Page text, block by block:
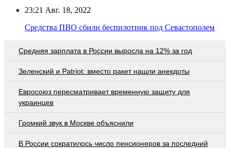
23:21 Авг. 18, 2022
Средства ПВО сбили беспилотник под Севастополем
Средняя зарплата в России выросла на 12% за год
Зеленский и Patriot: вместо ракет нашли анекдоты
Евросоюз пересматривает временную защиту для
украинцев
Громкий звук в Москве объяснили
В России сократилось число пенсионеров за последний